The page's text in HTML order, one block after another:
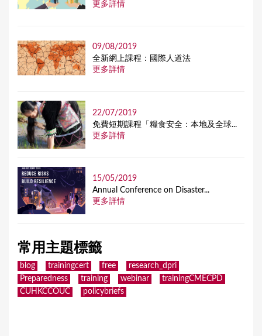
更多詳情
09/08/2019
全新網上課程：國際人道法
更多詳情
22/07/2019
免費短期課程「糧食安全：本地及全球...
更多詳情
15/05/2019
Annual Conference on Disaster...
更多詳情
常用主題標籤
blog trainingcert free
research_dpri
Preparedness
training webinar
trainingCMECPD
CUHKCCOUC
policybriefs